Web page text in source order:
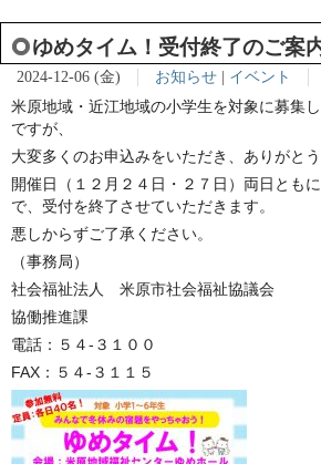
ゆめタイム！受付終了のご案
2024-12-06 (金) お知らせ
イベント
米原地域・近江地域の小学生を対象に募集
ですが、
大変多くのお申込みをいただき、ありがとう
開催日（１２月２４日・２７日）両日とも
で、受付を終了させていただきます。
悪しからずご了承ください。
（事務局）
社会福祉法人 米原市社会福祉協議会
協働推進課
電話：５４-３１００
FAX：５４-３１１５